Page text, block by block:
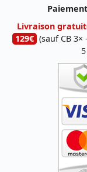
Livraison
129€ (sauf CB 3×